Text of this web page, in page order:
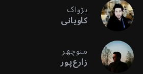
پژواک
کاویانی
منوچهر
زارع‌پور